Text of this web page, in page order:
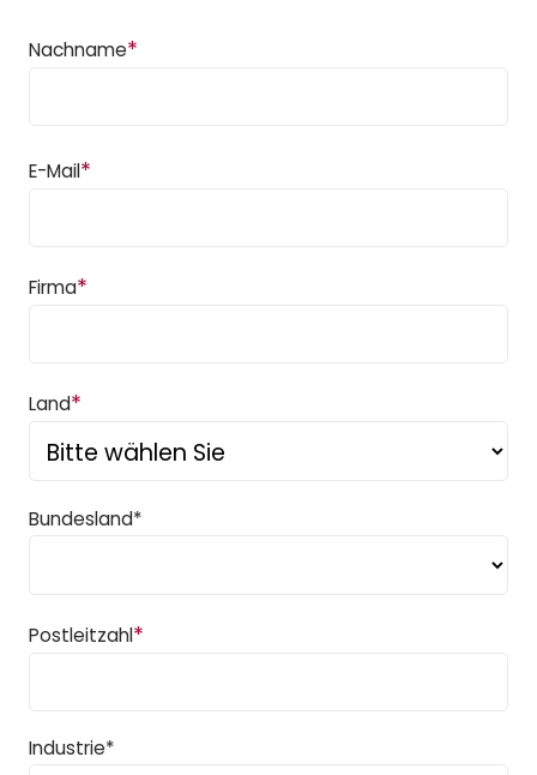
Nachname*
E-Mail*
Firma*
Land*
Bundesland*
Postleitzahl*
Industrie*